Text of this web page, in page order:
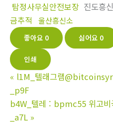
탐정사무실안전보장 진도흥
금추적
울산흥신소
좋아요 0 싫어요 0
인쇄
« l1M_텔래그램
_p9F
b4W_텔레 : bpmc55 위고비
_a7L »